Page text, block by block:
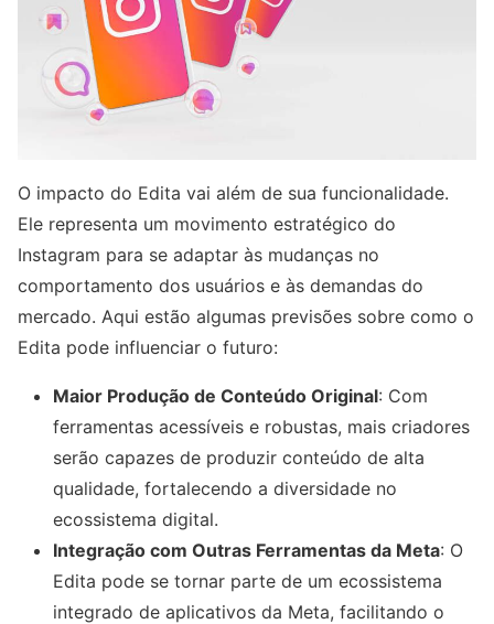
O impacto do Edita vai além de sua funcionalidade.
Ele representa um movimento estratégico do
Instagram para se adaptar às mudanças no
comportamento dos usuários e às demandas do
mercado. Aqui estão algumas previsões sobre como o
Edita pode influenciar o futuro:
Maior Produção de Conteúdo Original: Com
ferramentas acessíveis e robustas, mais criadores
serão capazes de produzir conteúdo de alta
qualidade, fortalecendo a diversidade no
ecossistema digital.
Integração com Outras Ferramentas da Meta: O
Edita pode se tornar parte de um ecossistema
integrado de aplicativos da Meta, facilitando o